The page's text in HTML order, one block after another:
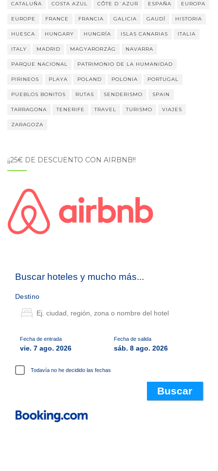
CATALUÑA COSTA AZUL CÔTE D´AZUR ESPAÑA EUROPA
EUROPE FRANCE FRANCIA GALICIA GAUDÍ HISTORIA
HUESCA HUNGARY HUNGRÍA ISLAS CANARIAS ITALIA
ITALY MADRID MAGYARORZÁG NAVARRA
PARQUE NACIONAL PATRIMONIO DE LA HUMANIDAD
PIRINEOS PLAYA POLAND POLONIA PORTUGAL
PUEBLOS BONITOS RUTAS SENDERISMO SPAIN
TARRAGONA TENERIFE TRAVEL TURISMO VIAJES
ZARAGOZA
¡¡25€ DE DESCUENTO CON AIRBNB!!
Buscar hoteles y mucho más...
Destino
Fecha de entrada
vie. 7 ago. 2026
Fecha de salida
sáb. 8 ago. 2026
Todavía no he decidido las fechas